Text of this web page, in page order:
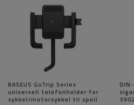
BASEUS GoTrip Series
universell telefonholder for
sykkel/motorsykkel til speil